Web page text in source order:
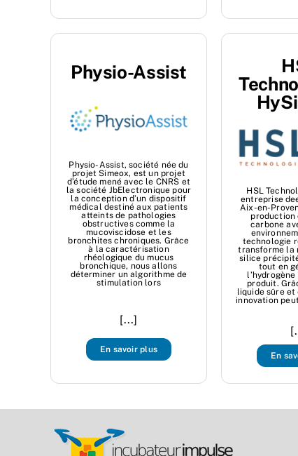
Physio-Assist
Physio-Assist, société née du
projet Simeox, est un projet
d’étude mené avec le CNRS et
la société JbElectronique pour
la conception d’un dispositif
médical destiné aux patients
atteints de pathologies
obstructives comme la
mucoviscidose et les
bronchites chroniques. Grâce
à la caractérisation
rhéologique du mucus
bronchique, nous allons
déterminer un algorithme de
stimulation lors
[...]
En savoir plus
HSL
entreprise
Aix-en-
production
carbone
technologie
transforme la
silice
tout en
produit.
liquide sûre
innovation
En